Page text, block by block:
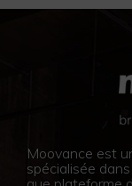
Moovance est
spécialisée